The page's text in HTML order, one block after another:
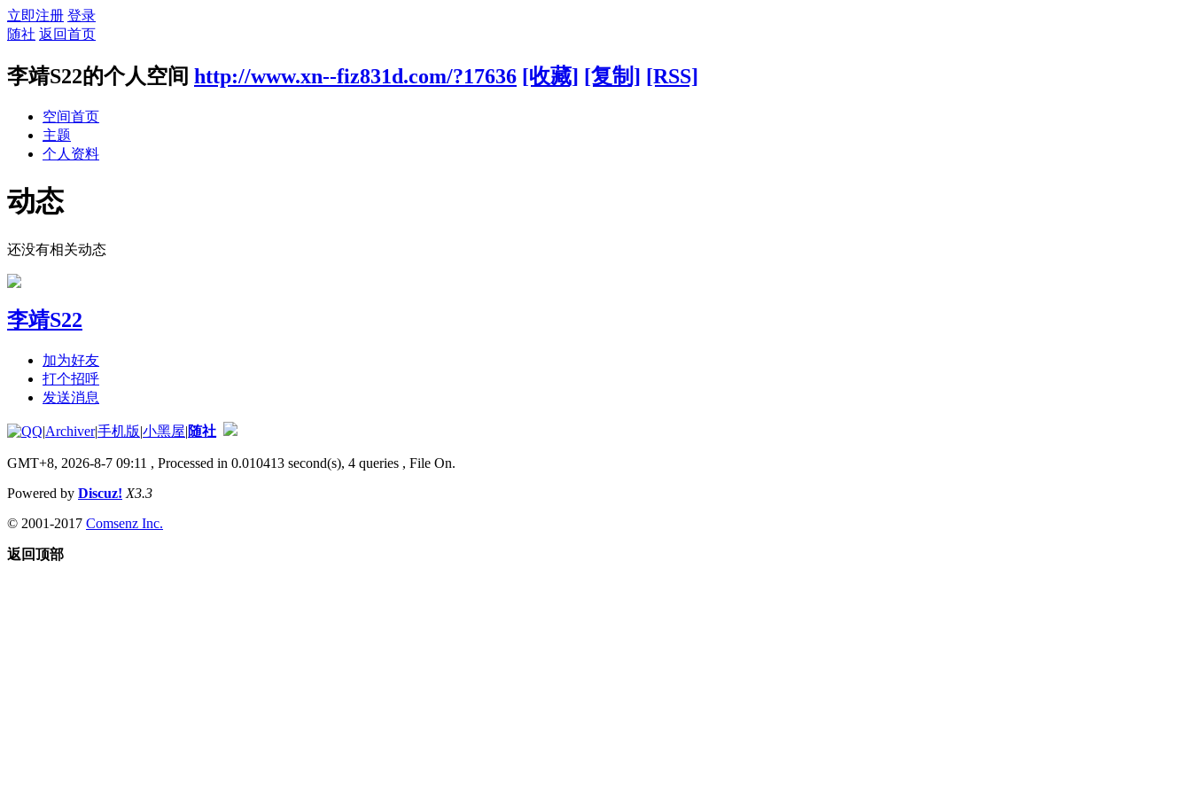
立即注册 登录
随社 返回首页
李靖S22的个人空间 http://www.xn--fiz831d.com/?17636 [收藏] [复制] [RSS]
空间首页
主题
个人资料
动态
还没有相关动态
李靖S22
加为好友
打个招呼
发送消息
|Archiver|手机版|小黑屋|随社
GMT+8, 2026-8-7 09:11 , Processed in 0.010413 second(s), 4 queries , File On.
Powered by Discuz! X3.3
© 2001-2017 Comsenz Inc.
返回顶部